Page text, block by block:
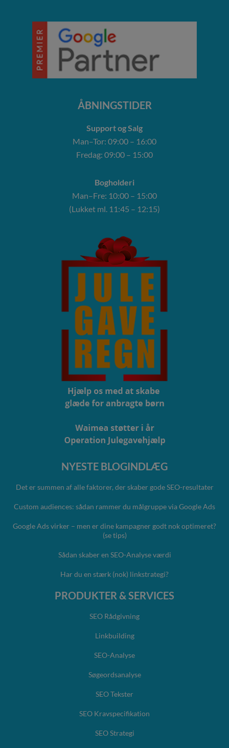
ÅBNINGSTIDER
Support og Salg
Man–Tor: 09:00 – 16:00
Fredag: 09:00 – 15:00
Bogholderi
Man–Fre: 10:00 – 15:00
(Lukket ml. 11:45 – 12:15)
NYESTE BLOGINDLÆG
Det er summen af alle faktorer, der skaber gode SEO-resultater
Custom audiences: sådan rammer du målgruppe via Google Ads
Google Ads virker – men er dine kampagner godt nok optimeret?
(se tips)
Sådan skaber en SEO-Analyse værdi
Har du en stærk (nok) linkstrategi?
PRODUKTER & SERVICES
SEO Rådgivning
Linkbuilding
SEO-Analyse
Søgeordsanalyse
SEO Tekster
SEO Kravspecifikation
SEO Strategi